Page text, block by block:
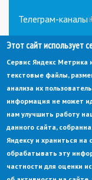
Телеграм-каналы
© Администрация
Электронная почта:
Пензенская обл, г.
Этот сайт использует
Сервис Яндекс Метрика
текстовые файлы,
анализа их
информация не может
нам улучшить работу
данного сайта,
Яндексу и храниться на
обрабатывать эту
частности для оценки